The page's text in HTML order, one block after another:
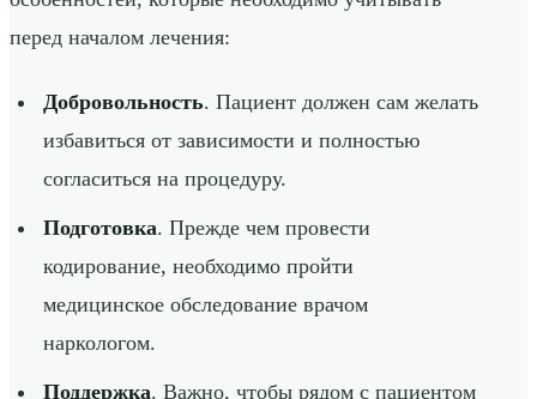
перед началом лечения:
Добровольность. Пациент должен сам желать
избавиться от зависимости и полностью
согласиться на процедуру.
Подготовка. Прежде чем провести
кодирование, необходимо пройти
медицинское обследование врачом
наркологом.
Поддержка. Важно, чтобы рядом с пациентом